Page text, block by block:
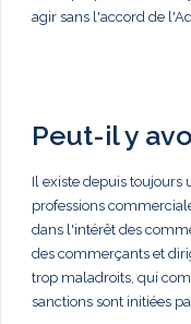
agir sans l'accord de
Peut-il y
Il existe depuis toujours
professions
dans l'intérêt des
des commerçants et
trop maladroits, qui
sanctions sont initiées